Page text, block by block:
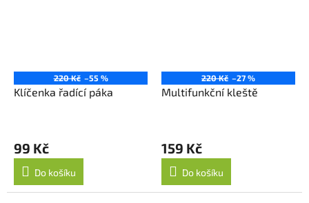
220 Kč –55 %
Klíčenka řadící páka
99 Kč
Do košíku
220 Kč –27 %
Multifunkční kleště
159 Kč
Do košíku